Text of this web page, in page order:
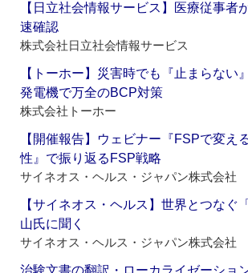
【日立社会情報サービス】医療従事者
速確認
株式会社日立社会情報サービス
【トーホー】災害時でも『止まらな
発電機で万全のBCP対策
株式会社トーホー
【開催報告】ウェビナー『FSPで変え
性』で振り返るFSP戦略
サイネオス・ヘルス・ジャパン株式会社
【サイネオス・ヘルス】世界とつな
山氏に聞く
サイネオス・ヘルス・ジャパン株式会社